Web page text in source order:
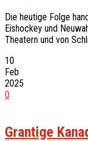
Die heutige Folge
Eishockey und
Theatern und von
10
Feb
2025
0
Grantige